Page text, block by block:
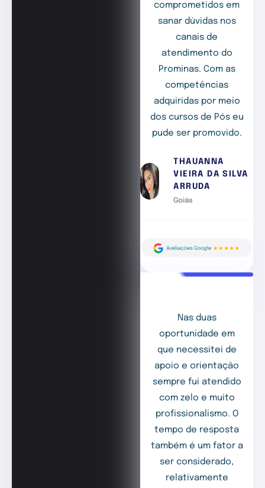
comprometidos em
sanar dúvidas nos
canais de
atendimento do
Prominas. Com as
competências
adquiridas por meio
dos cursos de Pós eu
pude ser promovido.
THAUANNA
VIEIRA DA SILVA
ARRUDA
Goiás
Nas duas
oportunidade em
que necessitei de
apoio e orientação
sempre fui atendido
com zelo e muito
profissionalismo. O
tempo de resposta
também é um fator a
ser considerado,
relativamente